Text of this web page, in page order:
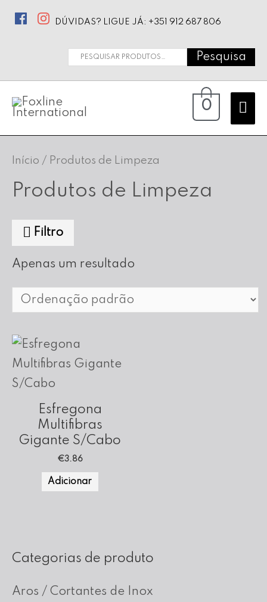
DÚVIDAS? LIGUE JÁ: +351 912 687 806
Pesquisar
Pesquisa
0
Categorias de produto
Aros / Cortantes de Inox
Início / Produtos de Limpeza
Produtos de Limpeza
Filtro
Apenas um resultado
Esfregona
Multifibras
Gigante S/Cabo
€3.86
Adicionar